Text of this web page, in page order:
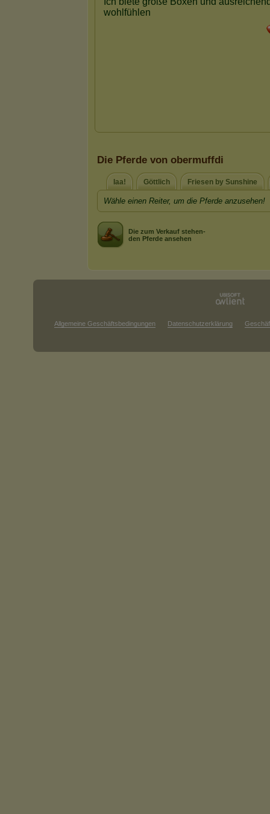
Die Pferde von obermuffdi
Iaa! Göttlich Friesen by Sunshine
Wähle einen Reiter, um die Pferde anzusehen!
Die zum Verkauf stehen-
den Pferde ansehen
Allgemeine Geschäftsbedingungen Datenschutzerklärung